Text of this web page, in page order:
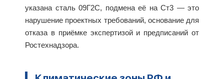
указана сталь 09Г2С, подмена её на Ст3 — это
нарушение проектных требований, основание для
отказа в приёмке экспертизой и предписаний от
Ростехнадзора.